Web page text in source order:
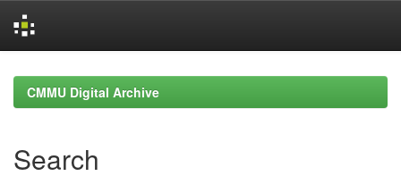
navigationCMMU Digital Archive
Search